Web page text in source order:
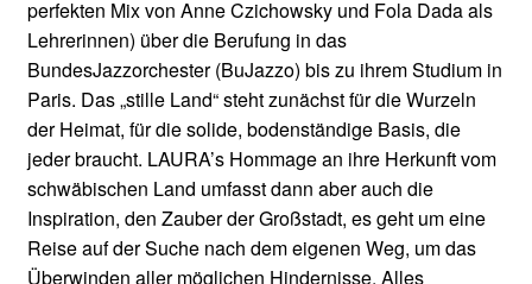
perfekten Mix von Anne Czichowsky und Fola Dada als
Lehrerinnen) über die Berufung in das
BundesJazzorchester (BuJazzo) bis zu ihrem Studium in
Paris. Das „stille Land“ steht zunächst für die Wurzeln
der Heimat, für die solide, bodenständige Basis, die
jeder braucht. LAURA’s Hommage an ihre Herkunft vom
schwäbischen Land umfasst dann aber auch die
Inspiration, den Zauber der Großstadt, es geht um eine
Reise auf der Suche nach dem eigenen Weg, um das
Überwinden aller möglichen Hindernisse. Alles